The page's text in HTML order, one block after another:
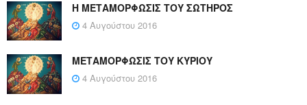
Η ΜΕΤΑΜΟΡΦΩΣΙΣ ΤΟΥ ΣΩΤΗΡΟΣ
4 Αυγούστου 2016
ΜΕΤΑΜΟΡΦΩΣΙΣ ΤΟΥ ΚΥΡΙΟΥ
4 Αυγούστου 2016